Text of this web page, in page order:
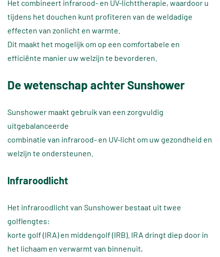
Het combineert infrarood- en UV-lichttherapie, waardoor u
tijdens het douchen kunt profiteren van de weldadige
effecten van zonlicht en warmte.
Dit maakt het mogelijk om op een comfortabele en
efficiënte manier uw welzijn te bevorderen.
De wetenschap achter Sunshower
Sunshower maakt gebruik van een zorgvuldig
uitgebalanceerde
combinatie van infrarood- en UV-licht om uw gezondheid en
welzijn te ondersteunen.
Infraroodlicht
Het infraroodlicht van Sunshower bestaat uit twee
golflengtes:
korte golf (IRA) en middengolf (IRB). IRA dringt diep door in
het lichaam en verwarmt van binnenuit,